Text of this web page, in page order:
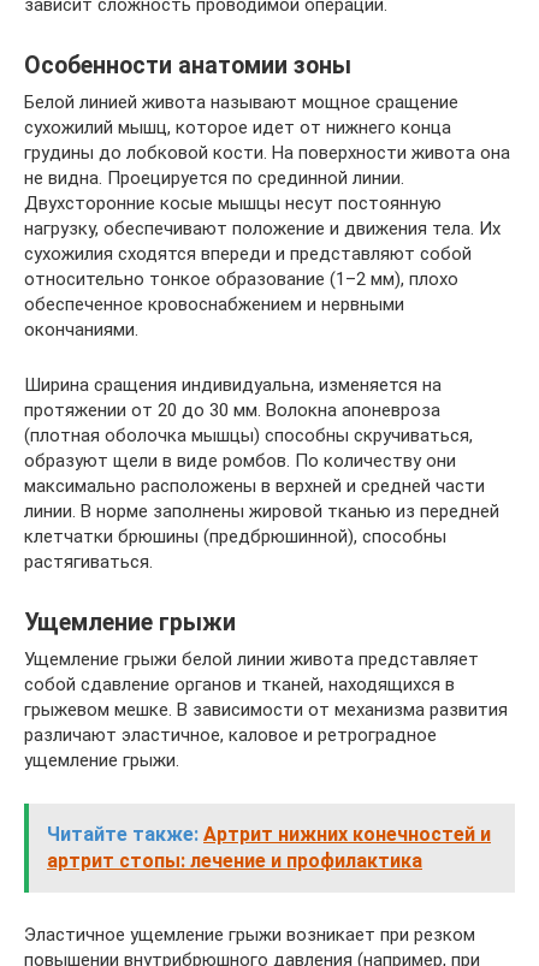
зависит сложность проводимой операции.
Особенности анатомии зоны
Белой линией живота называют мощное сращение
сухожилий мышц, которое идет от нижнего конца
грудины до лобковой кости. На поверхности живота она
не видна. Проецируется по срединной линии.
Двухсторонние косые мышцы несут постоянную
нагрузку, обеспечивают положение и движения тела. Их
сухожилия сходятся впереди и представляют собой
относительно тонкое образование (1–2 мм), плохо
обеспеченное кровоснабжением и нервными
окончаниями.
Ширина сращения индивидуальна, изменяется на
протяжении от 20 до 30 мм. Волокна апоневроза
(плотная оболочка мышцы) способны скручиваться,
образуют щели в виде ромбов. По количеству они
максимально расположены в верхней и средней части
линии. В норме заполнены жировой тканью из передней
клетчатки брюшины (предбрюшинной), способны
растягиваться.
Ущемление грыжи
Ущемление грыжи белой линии живота представляет
собой сдавление органов и тканей, находящихся в
грыжевом мешке. В зависимости от механизма развития
различают эластичное, каловое и ретроградное
ущемление грыжи.
Читайте также: Артрит нижних конечностей и
артрит стопы: лечение и профилактика
Эластичное ущемление грыжи возникает при резком
повышении внутрибрюшного давления (например, при